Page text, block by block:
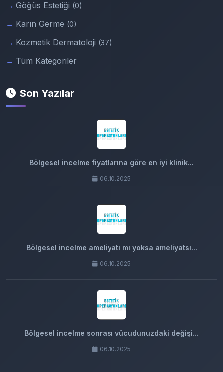
Göğüs Estetiği (0)
Karın Germe (0)
Kozmetik Dermatoloji (37)
Tüm Kategoriler
Son Yazılar
Bölgesel incelme fiyatlarına göre en iyi klinik...
06.10.2025
Bölgesel incelme ameliyatı mı yoksa ameliyatsı...
06.10.2025
Bölgesel incelme sonrası vücudunuzdaki değişi...
06.10.2025